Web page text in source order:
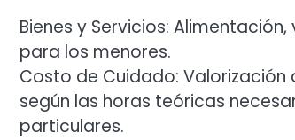
Bienes y Servicios:
para los menores.
Costo de Cuidado:
según las horas teóricas
particulares.